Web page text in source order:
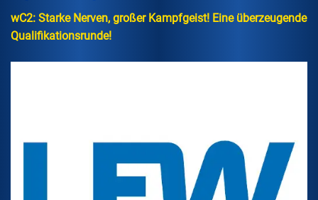
wC2: Starke Nerven, großer Kampfgeist! Eine überzeugende
Qualifikationsrunde!